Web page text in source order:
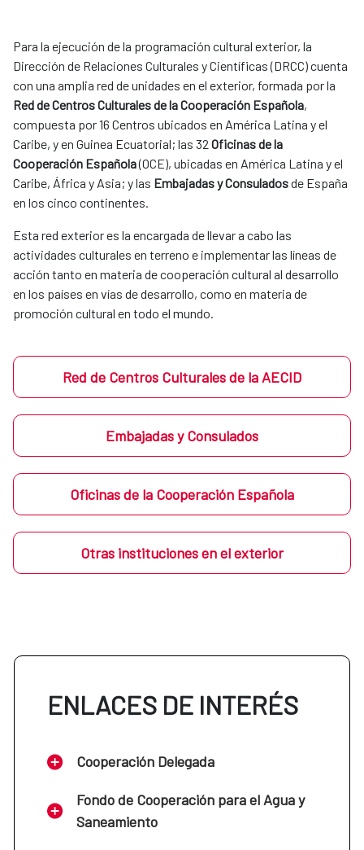
Para la ejecución de la programación cultural exterior, la
Dirección de Relaciones Culturales y Científicas (DRCC) cuenta
con una amplia red de unidades en el exterior, formada por la
Red de Centros Culturales de la Cooperación Española,
compuesta por 16 Centros ubicados en América Latina y el
Caribe, y en Guinea Ecuatorial; las 32 Oficinas de la
Cooperación Española(OCE), ubicadas en América Latina y el
Caribe, África y Asia; y las Embajadas y Consuladosde España
en los cinco continentes.
Esta red exterior es la encargada de llevar a cabo las
actividades culturales en terreno e implementar las líneas de
acción tanto en materia de cooperación cultural al desarrollo
en los países en vías de desarrollo, como en materia de
promoción cultural en todo el mundo.
Red de Centros Culturales de la AECID
Embajadas y Consulados
Oficinas de la Cooperación Española
Otras instituciones en el exterior
ENLACES DE INTERÉS
Cooperación Delegada
Fondo de Cooperación para el Agua y
Saneamiento